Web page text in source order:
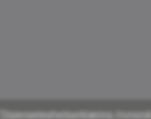
Tilgjengelegheitserklæring (nynorsk)